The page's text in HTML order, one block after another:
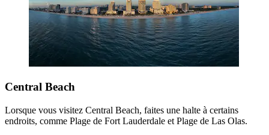
Central Beach
Lorsque vous visitez Central Beach, faites une halte à certains
endroits, comme Plage de Fort Lauderdale et Plage de Las Olas.